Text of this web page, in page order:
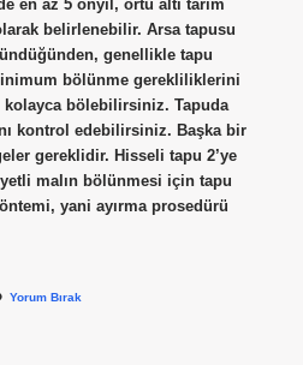
en az 5 onyıl, örtü altı tarım
belirlenebilir. Arsa tapusu
genellikle tapu
bölünme gerekliliklerini
kolayca bölebilirsiniz. Tapuda
kontrol edebilirsiniz. Başka bir
gereklidir. Hisseli tapu 2’ye
malın bölünmesi için tapu
yani ayırma prosedürü
Yorum Bırak